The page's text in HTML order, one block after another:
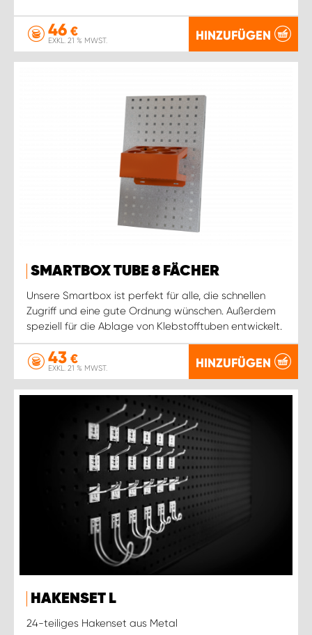
46 €
EXKL. 21 % MWST. HINZUFÜGEN
SMARTBOX TUBE 8 FÄCHER
Unsere Smartbox ist perfekt für alle, die schnellen
Zugriff und eine gute Ordnung wünschen. Außerdem
speziell für die Ablage von Klebstofftuben entwickelt.
43 €
EXKL. 21 % MWST. HINZUFÜGEN
HAKENSET L
24-teiliges Hakenset aus Metal